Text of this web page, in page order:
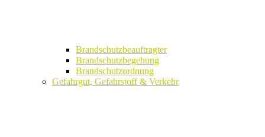
Brandschutzbeauftragter
Brandschutzbegehung
Brandschutzordnung
Gefahrgut, Gefahrstoff & Verkehr